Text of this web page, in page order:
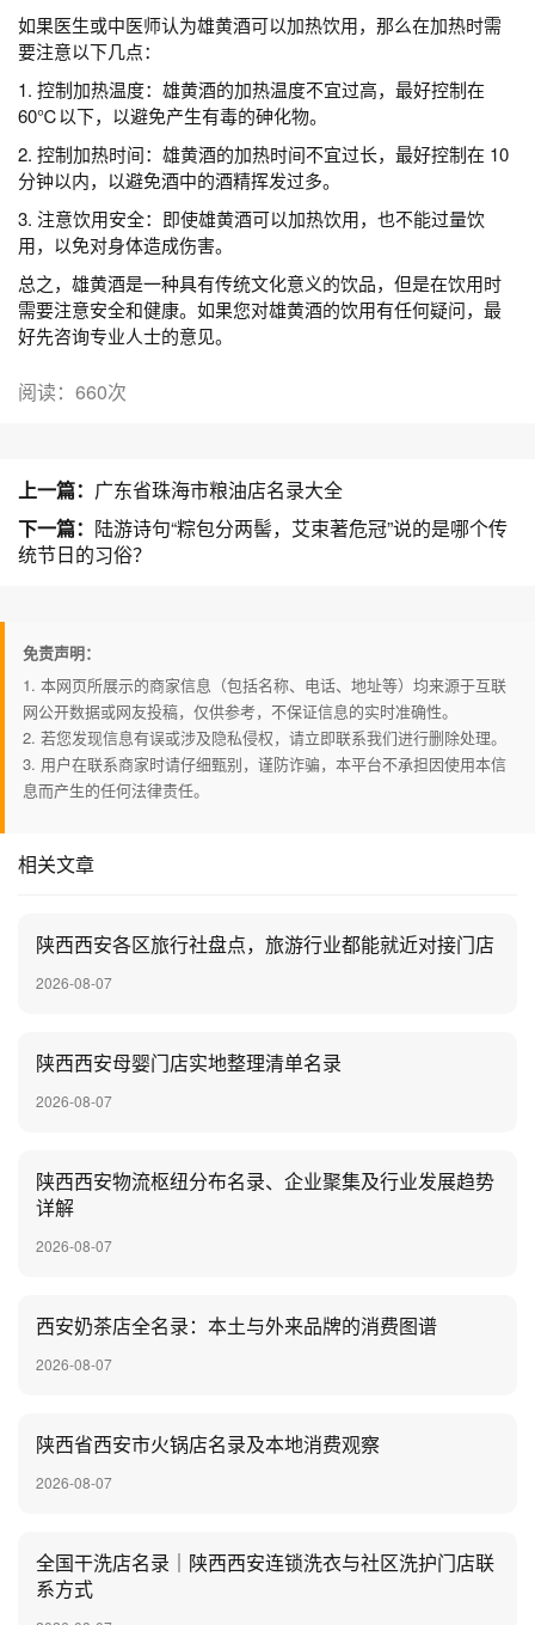
如果医生或中医师认为雄黄酒可以加热饮用，那么在加热时需
要注意以下几点：
1. 控制加热温度：雄黄酒的加热温度不宜过高，最好控制在
60℃以下，以避免产生有毒的砷化物。
2. 控制加热时间：雄黄酒的加热时间不宜过长，最好控制在 10
分钟以内，以避免酒中的酒精挥发过多。
3. 注意饮用安全：即使雄黄酒可以加热饮用，也不能过量饮
用，以免对身体造成伤害。
总之，雄黄酒是一种具有传统文化意义的饮品，但是在饮用时
需要注意安全和健康。如果您对雄黄酒的饮用有任何疑问，最
好先咨询专业人士的意见。
阅读：660次
上一篇： 广东省珠海市粮油店名录大全
下一篇： 陆游诗句“粽包分两髻，艾束著危冠”说的是哪个传
统节日的习俗？
免责声明：
1. 本网页所展示的商家信息（包括名称、电话、地址等）均来源于互联
网公开数据或网友投稿，仅供参考，不保证信息的实时准确性。
2. 若您发现信息有误或涉及隐私侵权，请立即联系我们进行删除处理。
3. 用户在联系商家时请仔细甄别，谨防诈骗，本平台不承担因使用本信
息而产生的任何法律责任。
相关文章
陕西西安各区旅行社盘点，旅游行业都能就近对接门店
2026-08-07
陕西西安母婴门店实地整理清单名录
2026-08-07
陕西西安物流枢纽分布名录、企业聚集及行业发展趋势
详解
2026-08-07
‌西安奶茶店全名录：本土与外来品牌的消费图谱
2026-08-07
陕西省西安市火锅店名录及本地消费观察
2026-08-07
全国干洗店名录｜陕西西安连锁洗衣与社区洗护门店联
系方式